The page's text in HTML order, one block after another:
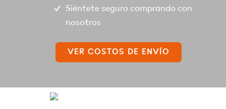
Siéntete seguro comprando con
nosotros
VER COSTOS DE ENVÍO